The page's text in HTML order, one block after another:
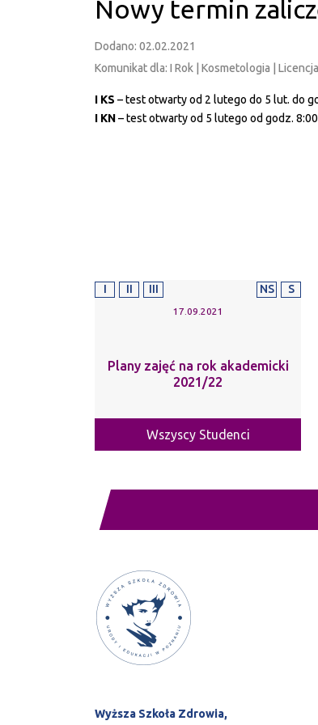
Nowy termin
Dodano: 02.02.2021
Komunikat dla: I Rok | Kosmetologia |
I KS – test otwarty od 2 lutego do 5 lut. do
I KN– test otwarty od 5 lutego od godz.
I II III NS S
17.09.2021
Plany zajęć na rok akademicki
2021/22
Wszyscy Studenci
Wyższa Szkoła Zdrowia,